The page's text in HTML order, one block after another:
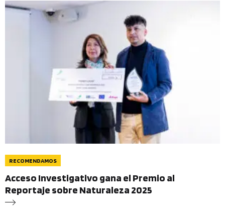
RECOMENDAMOS
Acceso Investigativo gana el Premio al
Reportaje sobre Naturaleza 2025